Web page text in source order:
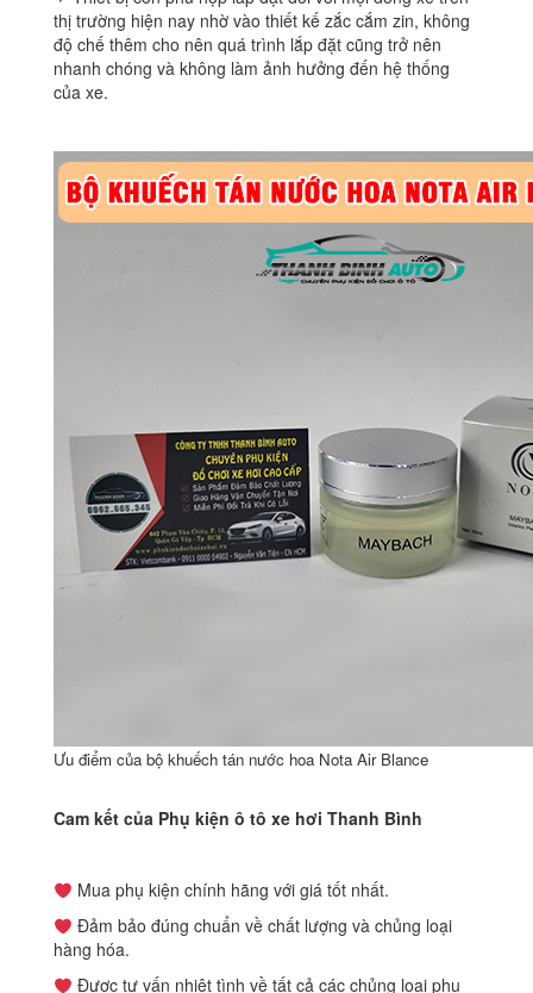
thị trường hiện nay nhờ vào thiết kế zắc cắm zin, không
độ chế thêm cho nên quá trình lắp đặt cũng trở nên
nhanh chóng và không làm ảnh hưởng đến hệ thống
của xe.
Ưu điểm của bộ khuếch tán nước hoa Nota Air Blance
Cam kết của Phụ kiện ô tô xe hơi Thanh Bình
Mua phụ kiện chính hãng với giá tốt nhất.
Đảm bảo đúng chuẩn về chất lượng và chủng loại
hàng hóa.
Được tư vấn nhiệt tình về tất cả các chủng loại phụ